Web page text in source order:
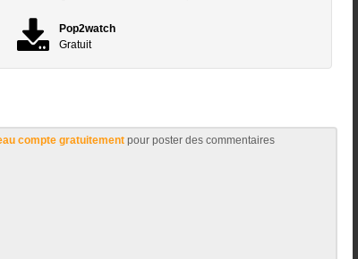
Pop2watch
Gratuit
compte gratuitement pour poster des commentaires